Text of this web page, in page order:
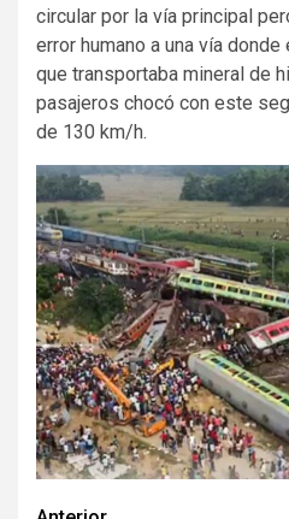
circular por la vía principal
error humano a una vía
que transportaba mineral de
pasajeros chocó con este
de 130 km/h.